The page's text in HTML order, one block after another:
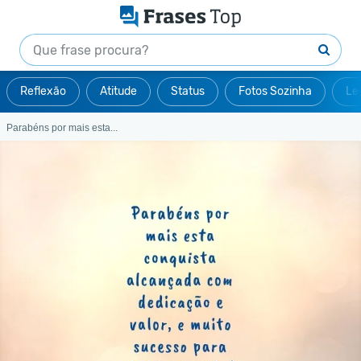
Reflexão Atitude Status Fotos Sozinha
Parabéns por mais esta...